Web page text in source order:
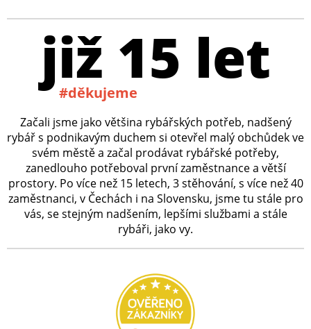
již 15 let
#děkujeme
Začali jsme jako většina rybářských potřeb, nadšený
rybář s podnikavým duchem si otevřel malý obchůdek ve
svém městě a začal prodávat rybářské potřeby,
zanedlouho potřeboval první zaměstnance a větší
prostory. Po více než 15 letech, 3 stěhování, s více než 40
zaměstnanci, v Čechách i na Slovensku, jsme tu stále pro
vás, se stejným nadšením, lepšími službami a stále
rybáři, jako vy.